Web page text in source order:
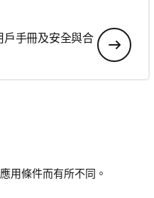
戶手冊及安全與合
用條件而有所不同。